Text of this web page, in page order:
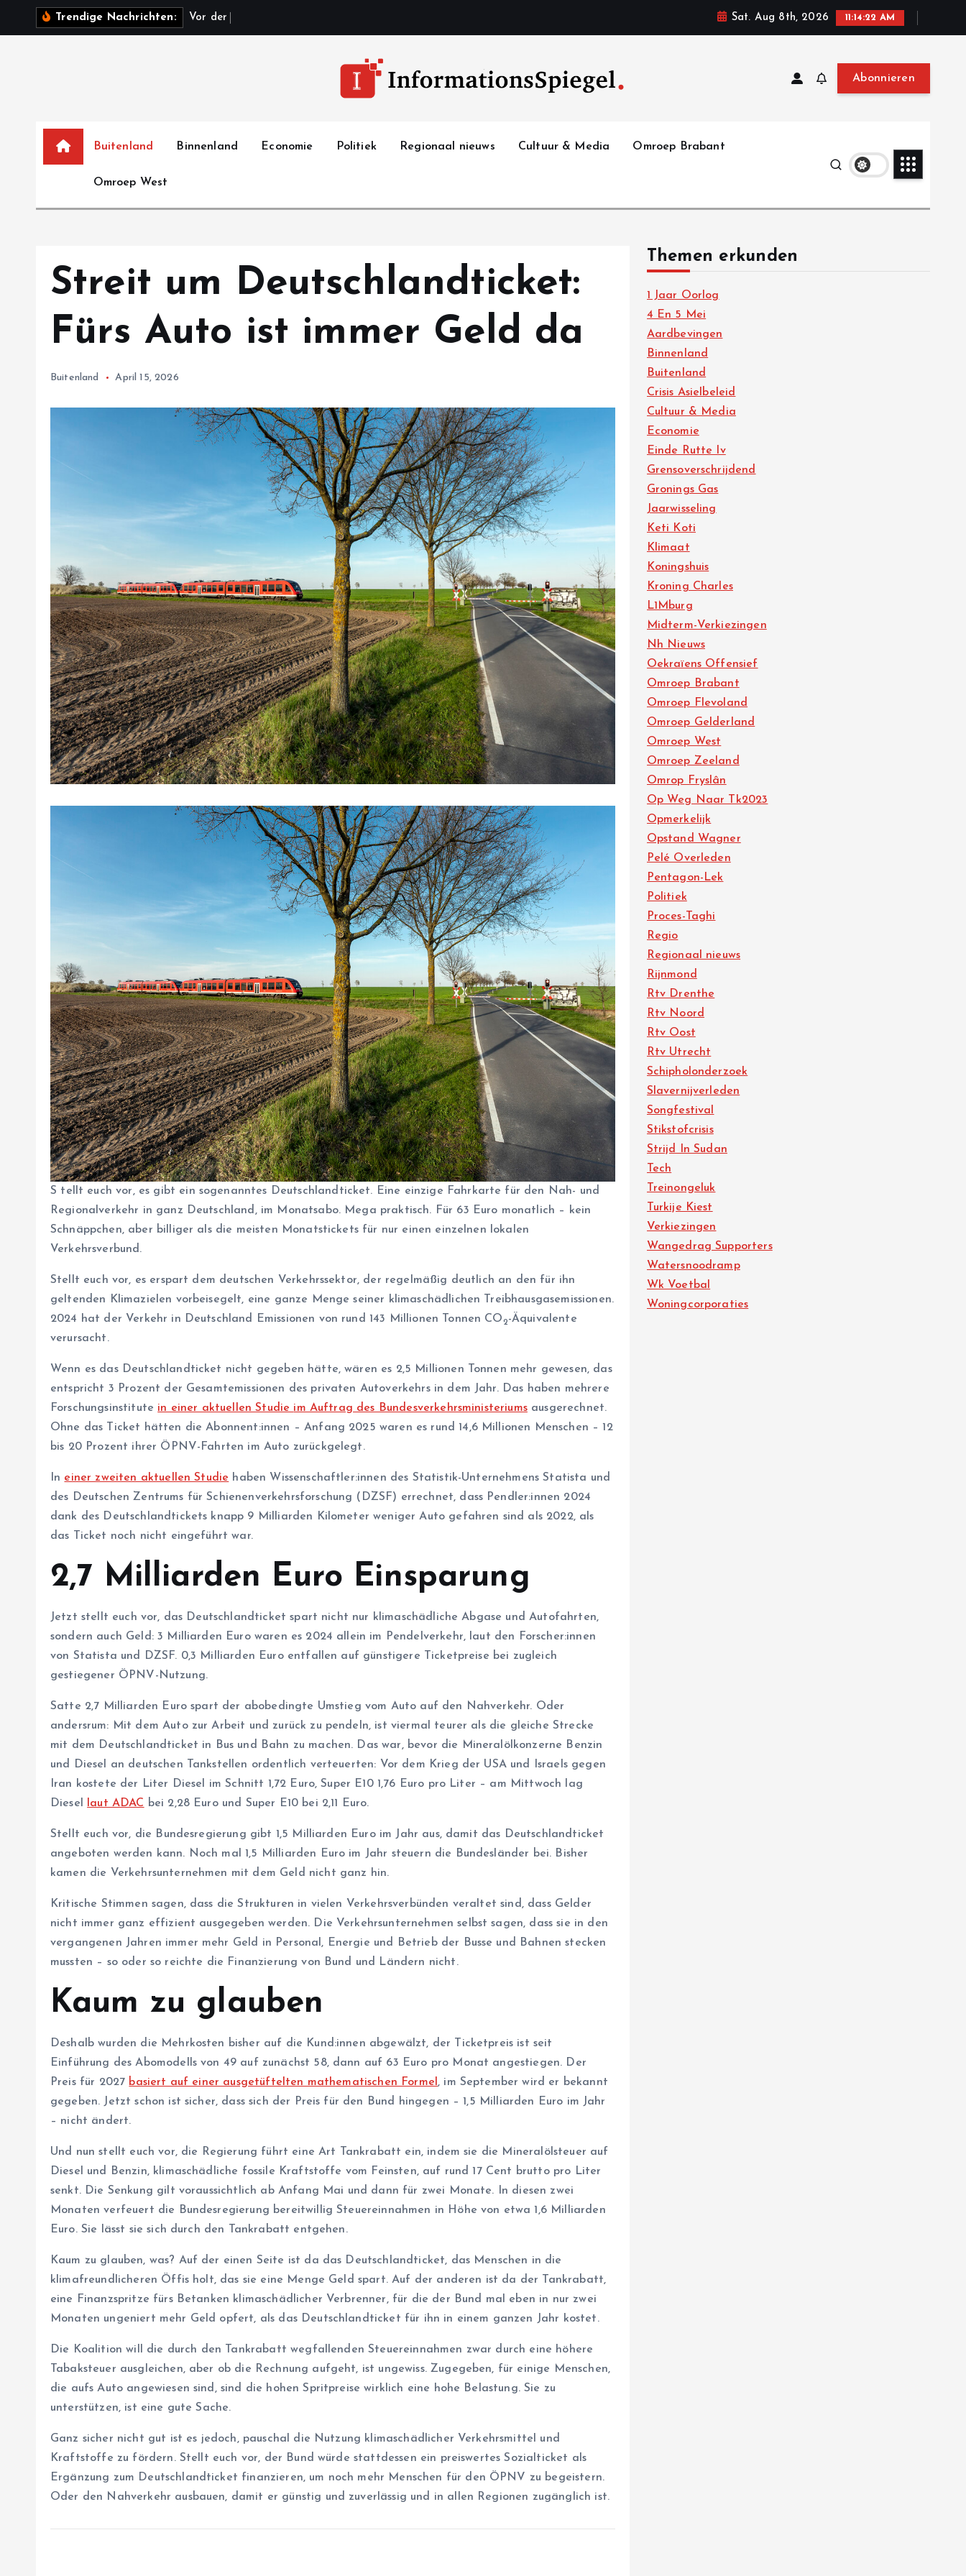
Trendige Nachrichten: Vor d er Sat. Aug 8th, 2026 11:14:24 AM
Abonnieren
Buitenland Binnenland Economie Politiek Regionaal nieuws Cultuur & Media Omroep Brabant
Omroep West
Streit um Deutschlandticket:
Fürs Auto ist immer Geld da
Buitenland April 15, 2026
S tellt euch vor, es gibt ein sogenanntes Deutschlandticket. Eine einzige Fahrkarte für den Nah- und
Regionalverkehr in ganz Deutschland, im Monatsabo. Mega praktisch. Für 63 Euro monatlich – kein
Schnäppchen, aber billiger als die meisten Monatstickets für nur einen einzelnen lokalen
Verkehrsverbund.
Stellt euch vor, es erspart dem deutschen Verkehrssektor, der regelmäßig deutlich an den für ihn
geltenden Klimazielen vorbeisegelt, eine ganze Menge seiner klimaschädlichen Treibhausgasemissionen.
2024 hat der Verkehr in Deutschland Emissionen von rund 143 Millionen Tonnen CO2-Äquivalente
verursacht.
Wenn es das Deutschlandticket nicht gegeben hätte, wären es 2,5 Millionen Tonnen mehr gewesen, das
entspricht 3 Prozent der Gesamtemissionen des privaten Autoverkehrs in dem Jahr. Das haben mehrere
Forschungsinstitute in einer aktuellen Studie im Auftrag des Bundesverkehrsministeriumsausgerechnet.
Ohne das Ticket hätten die Abon­nen­t:in­nen – Anfang 2025 waren es rund 14,6 Millionen Menschen – 12
bis 20 Prozent ihrer ÖPNV-Fahrten im Auto zurückgelegt.
In einer zweiten aktuellen Studie haben Wis­sen­schaft­le­r:in­nen des Statistik-Unternehmens Statista und
des Deutschen Zentrums für Schienenverkehrsforschung (DZSF) errechnet, dass Pend­le­r:in­nen 2024
dank des Deutschlandtickets knapp 9 Milliarden Kilometer weniger Auto gefahren sind als 2022, als
das Ticket noch nicht eingeführt war.
2,7 Milliarden Euro Einsparung
Jetzt stellt euch vor, das Deutschlandticket spart nicht nur klimaschädliche Abgase und Autofahrten,
sondern auch Geld: 3 Milliarden Euro waren es 2024 allein im Pendelverkehr, laut den For­sche­r:in­nen
von Statista und DZSF. 0,3 Milliarden Euro entfallen auf günstigere Ticketpreise bei zugleich
gestiegener ÖPNV-Nutzung.
Satte 2,7 Milliarden Euro spart der abobedingte Umstieg vom Auto auf den Nahverkehr. Oder
andersrum: Mit dem Auto zur Arbeit und zurück zu pendeln, ist viermal teurer als die gleiche Strecke
mit dem Deutschlandticket in Bus und Bahn zu machen. Das war, bevor die Mineralölkonzerne Benzin
und Diesel an deutschen Tankstellen ordentlich verteuerten: Vor dem Krieg der USA und Israels gegen
Iran kostete der Liter Diesel im Schnitt 1,72 Euro, Super E10 1,76 Euro pro Liter – am Mittwoch lag
Diesel laut ADAC bei 2,28 Euro und Super E10 bei 2,11 Euro.
Stellt euch vor, die Bundesregierung gibt 1,5 Milliarden Euro im Jahr aus, damit das Deutschlandticket
angeboten werden kann. Noch mal 1,5 Milliarden Euro im Jahr steuern die Bundesländer bei. Bisher
kamen die Verkehrsunternehmen mit dem Geld nicht ganz hin.
Kritische Stimmen sagen, dass die Strukturen in vielen Verkehrsverbünden veraltet sind, dass Gelder
nicht immer ganz effizient ausgegeben werden. Die Verkehrsunternehmen selbst sagen, dass sie in den
vergangenen Jahren immer mehr Geld in Personal, Energie und Betrieb der Busse und Bahnen stecken
mussten – so oder so reichte die Finanzierung von Bund und Ländern nicht.
Kaum zu glauben
Deshalb wurden die Mehrkosten bisher auf die Kun­d:in­nen abgewälzt, der Ticketpreis ist seit
Einführung des Abomodells von 49 auf zunächst 58, dann auf 63 Euro pro Monat angestiegen. Der
Preis für 2027 basiert auf einer ausgetüftelten mathematischen Formel, im September wird er bekannt
gegeben. Jetzt schon ist sicher, dass sich der Preis für den Bund hingegen – 1,5 Milliarden Euro im Jahr
– nicht ändert.
Und nun stellt euch vor, die Regierung führt eine Art Tankrabatt ein, indem sie die Mineralölsteuer auf
Diesel und Benzin, klimaschädliche fossile Kraftstoffe vom Feinsten, auf rund 17 Cent brutto pro Liter
senkt. Die Senkung gilt voraussichtlich ab Anfang Mai und dann für zwei Monate. In diesen zwei
Monaten verfeuert die Bundesregierung bereitwillig Steuereinnahmen in Höhe von etwa 1,6 Milliarden
Euro. Sie lässt sie sich durch den Tankrabatt entgehen.
Kaum zu glauben, was? Auf der einen Seite ist da das Deutschlandticket, das Menschen in die
klimafreundlicheren Öffis holt, das sie eine Menge Geld spart. Auf der anderen ist da der Tankrabatt,
eine Finanzspritze fürs Betanken klimaschädlicher Verbrenner, für die der Bund mal eben in nur zwei
Monaten ungeniert mehr Geld opfert, als das Deutschlandticket für ihn in einem ganzen Jahr kostet.
Die Koalition will die durch den Tankrabatt wegfallenden Steuereinnahmen zwar durch eine höhere
Tabaksteuer ausgleichen, aber ob die Rechnung aufgeht, ist ungewiss. Zugegeben, für einige Menschen,
die aufs Auto angewiesen sind, sind die hohen Spritpreise wirklich eine hohe Belastung. Sie zu
unterstützen, ist eine gute Sache.
Ganz sicher nicht gut ist es jedoch, pauschal die Nutzung klimaschädlicher Verkehrsmittel und
Kraftstoffe zu fördern. Stellt euch vor, der Bund würde stattdessen ein preiswertes Sozialticket als
Ergänzung zum Deutschlandticket finanzieren, um noch mehr Menschen für den ÖPNV zu begeistern.
Oder den Nahverkehr ausbauen, damit er günstig und zuverlässig und in allen Regionen zugänglich ist.
Themen erkunden
1 Jaar Oorlog
4 En 5 Mei
Aardbevingen
Binnenland
Buitenland
Crisis Asielbeleid
Cultuur & Media
Economie
Einde Rutte Iv
Grensoverschrijdend
Gronings Gas
Jaarwisseling
Keti Koti
Klimaat
Koningshuis
Kroning Charles
L1Mburg
Midterm-Verkiezingen
Nh Nieuws
Oekraïens Offensief
Omroep Brabant
Omroep Flevoland
Omroep Gelderland
Omroep West
Omroep Zeeland
Omrop Fryslân
Op Weg Naar Tk2023
Opmerkelijk
Opstand Wagner
Pelé Overleden
Pentagon-Lek
Politiek
Proces-Taghi
Regio
Regionaal nieuws
Rijnmond
Rtv Drenthe
Rtv Noord
Rtv Oost
Rtv Utrecht
Schipholonderzoek
Slavernijverleden
Songfestival
Stikstofcrisis
Strijd In Sudan
Tech
Treinongeluk
Turkije Kiest
Verkiezingen
Wangedrag Supporters
Watersnoodramp
Wk Voetbal
Woningcorporaties